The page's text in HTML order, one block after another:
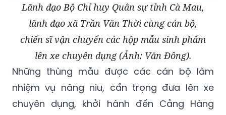
Lãnh đạo Bộ Chỉ huy Quân sự tỉnh Cà Mau,
lãnh đạo xã Trần Văn Thời cùng cán bộ,
chiến sĩ vận chuyển các hộp mẫu sinh phẩm
lên xe chuyên dụng (Ảnh: Văn Đông).
Những thùng mẫu được các cán bộ làm
nhiệm vụ nâng niu, cẩn trọng đưa lên xe
chuyên dụng, khởi hành đến Cảng Hàng